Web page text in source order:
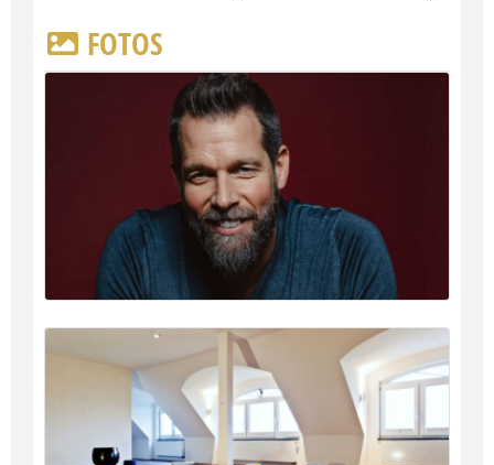
FOTOS